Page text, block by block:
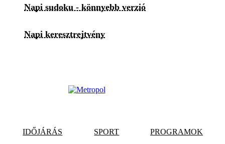
Napi sudoku - könnyebb verzió
Napi keresztrejtvény
IDŐJÁRÁS SPORT PROGRAMOK